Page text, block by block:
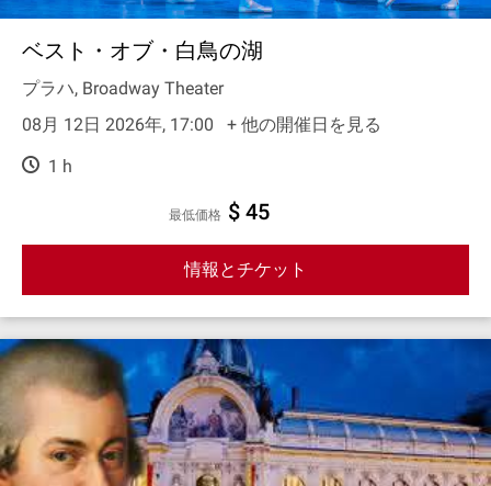
ベスト・オブ・白鳥の湖
プラハ, Broadway Theater
08月 12日 2026年, 17:00
+ 他の開催日を見る
1 h
最低価格 $ 45
情報とチケット